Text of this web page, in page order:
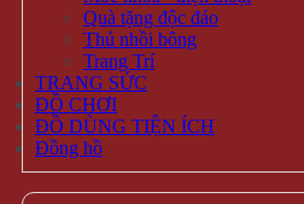
Quà tặng độc đáo
Thú nhồi bông
Trang Trí
TRANG SỨC
ĐỒ CHƠI
ĐỒ DÙNG TIỆN ÍCH
Đồng hồ